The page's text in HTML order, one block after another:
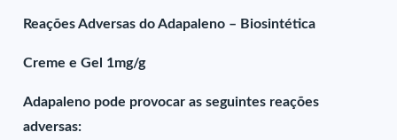
Reações Adversas do Adapaleno – Biosintética
Creme e Gel 1mg/g
Adapaleno pode provocar as seguintes reações
adversas: